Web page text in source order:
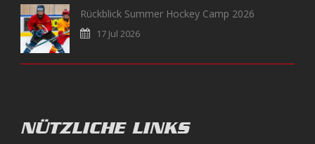
Rückblick Summer Hockey Camp 2026
17 Jul 2026
NÜTZLICHE LINKS